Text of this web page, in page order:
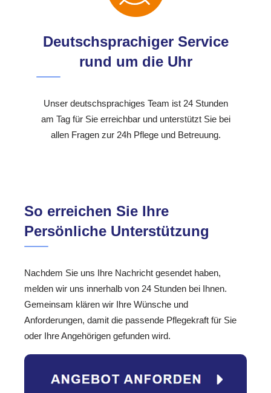
Deutschsprachiger Service
rund um die Uhr
Unser deutschsprachiges Team ist 24 Stunden
am Tag für Sie erreichbar und unterstützt Sie bei
allen Fragen zur 24h Pflege und Betreuung.
So erreichen Sie Ihre
Persönliche Unterstützung
Nachdem Sie uns Ihre Nachricht gesendet haben,
melden wir uns innerhalb von 24 Stunden bei Ihnen.
Gemeinsam klären wir Ihre Wünsche und
Anforderungen, damit die passende Pflegekraft für Sie
oder Ihre Angehörigen gefunden wird.